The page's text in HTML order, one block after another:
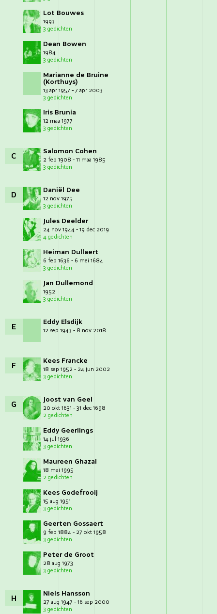
Lot Bouwes
1993
3 gedichten
Dean Bowen
1984
3 gedichten
Marianne de Bruine
(Korthuys)
13 apr 1957 - 7 apr 2003
3 gedichten
Iris Brunia
12 maa 1977
3 gedichten
C Salomon Cohen
2 feb 1908 - 11 maa 1985
3 gedichten
D Daniël Dee
12 nov 1975
3 gedichten
Jules Deelder
24 nov 1944 - 19 dec 2019
4 gedichten
Heiman Dullaert
6 feb 1636 - 6 mei 1684
3 gedichten
Jan Dullemond
1952
3 gedichten
E Eddy Elsdijk
12 sep 1943 - 8 nov 2018
F Kees Francke
18 sep 1952 - 24 jun 2002
3 gedichten
G Joost van Geel
20 okt 1631 - 31 dec 1698
2 gedichten
Eddy Geerlings
14 jul 1936
3 gedichten
Maureen Ghazal
18 mei 1995
2 gedichten
Kees Godefrooij
15 aug 1951
3 gedichten
Geerten Gossaert
9 feb 1884 - 27 okt 1958
3 gedichten
Peter de Groot
28 aug 1973
3 gedichten
H Niels Hansson
27 aug 1947 - 16 sep 2000
3 gedichten